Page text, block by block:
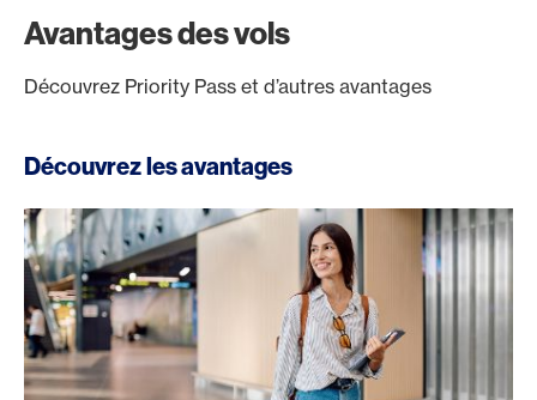
Avantages des vols
Découvrez Priority Pass et d’autres avantages
Découvrez les avantages